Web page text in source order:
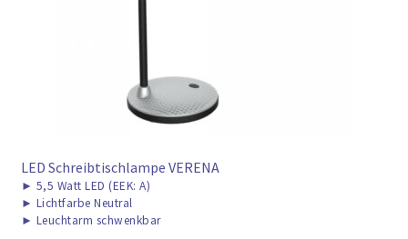
► VERSANDARTEN
LED Schreibtischlampe VERENA
► 5,5 Watt LED (EEK: A)
► Lichtfarbe Neutral
► Leuchtarm schwenkbar